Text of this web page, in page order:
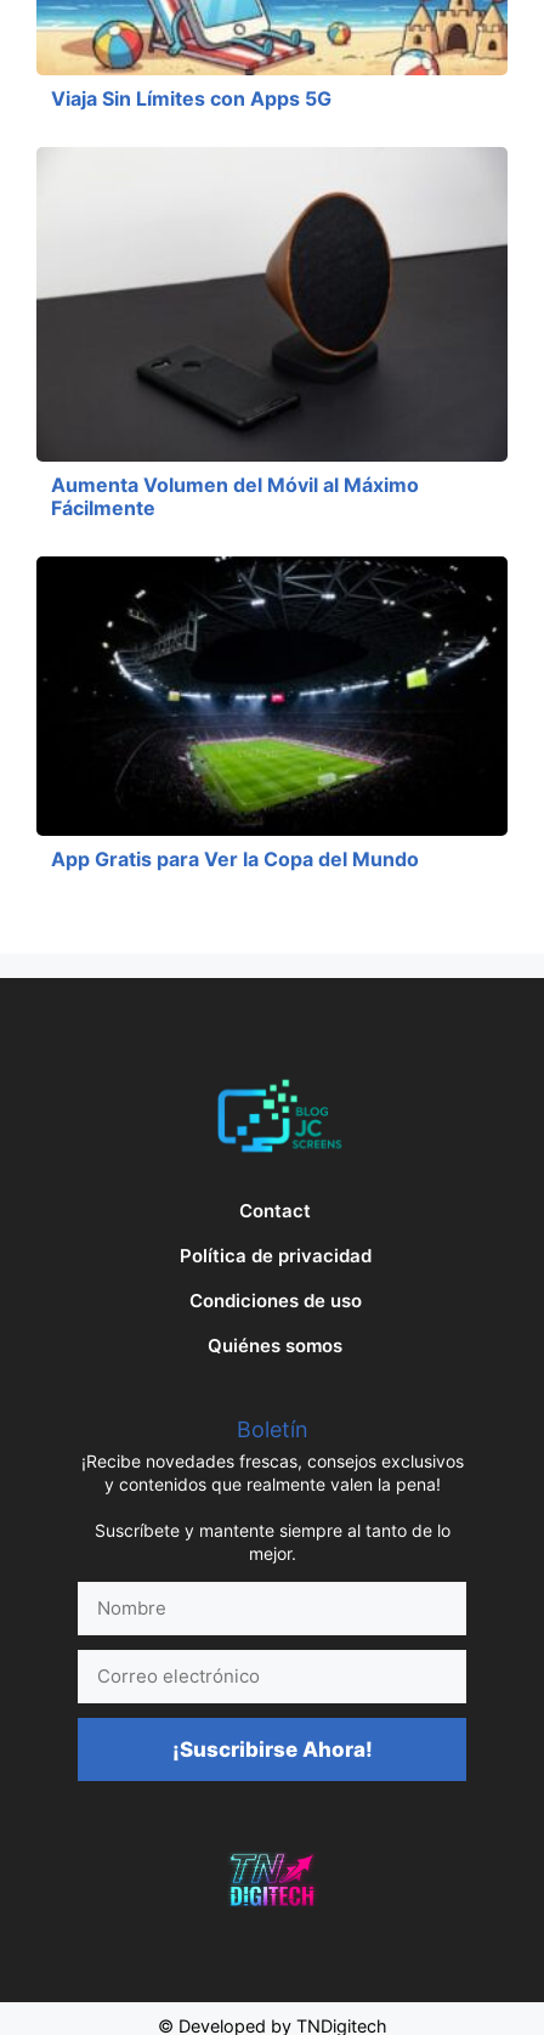
Viaja Sin Límites con Apps 5G
Aumenta Volumen del Móvil al Máximo
Fácilmente
App Gratis para Ver la Copa del Mundo
Contact
Política de privacidad
Condiciones de uso
Quiénes somos
Boletín
¡Recibe novedades frescas, consejos exclusivos
y contenidos que realmente valen la pena!
Suscríbete y mantente siempre al tanto de lo
mejor.
electrónico
¡Suscribirse Ahora!